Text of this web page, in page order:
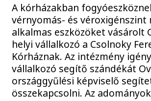
A kórházakban
vérnyomás- és véroxigénszint
alkalmas eszközöket vásárolt
helyi vállalkozó a Csolnoky
Kórháznak. Az intézmény
vállalkozó segítő szándékát
országgyűlési képviselő
összekapcsolni. Az